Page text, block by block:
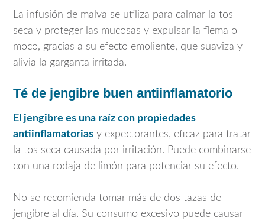
La infusión de malva se utiliza para calmar la tos
seca y proteger las mucosas y expulsar la flema o
moco, gracias a su efecto emoliente, que suaviza y
alivia la garganta irritada.
Té de jengibre buen antiinflamatorio
El jengibre es una raíz con propiedades
antiinflamatorias y expectorantes, eficaz para tratar
la tos seca causada por irritación. Puede combinarse
con una rodaja de limón para potenciar su efecto.
No se recomienda tomar más de dos tazas de
jengibre al día. Su consumo excesivo puede causar